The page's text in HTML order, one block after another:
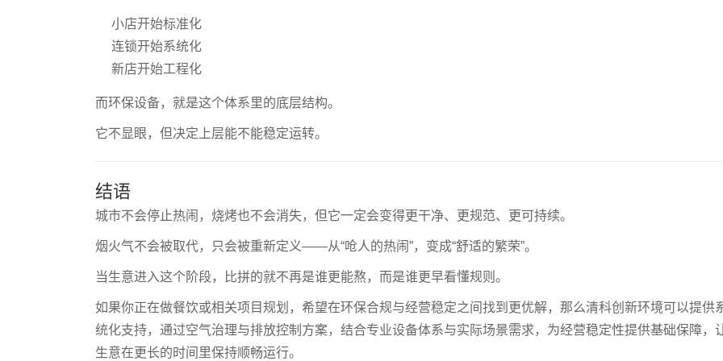
小店开始标准化
连锁开始系统化
新店开始工程化
而环保设备，就是这个体系里的底层结构。
它不显眼，但决定上层能不能稳定运转。
结语
城市不会停止热闹，烧烤也不会消失，但它一定会变得更干净、更规范、更可持续。
烟火气不会被取代，只会被重新定义——从“呛人的热闹”，变成“舒适的繁荣”。
当生意进入这个阶段，比拼的就不再是谁更能熬，而是谁更早看懂规则。
如果你正在做餐饮或相关项目规划，希望在环保合规与经营稳定之间找到更优解，那么清科创新环境可以提供
统化支持，通过空气治理与排放控制方案，结合专业设备体系与实际场景需求，为经营稳定性提供基础保障，
生意在更长的时间里保持顺畅运行。